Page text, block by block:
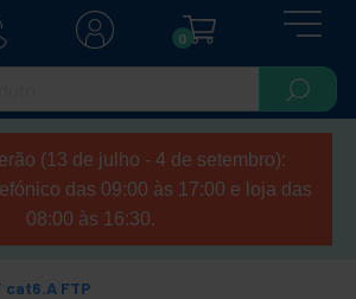
0
(13 de julho - 4 de setembro):
das 09:00 às 17:00 e loja das
08:00 às 16:30.
FTP